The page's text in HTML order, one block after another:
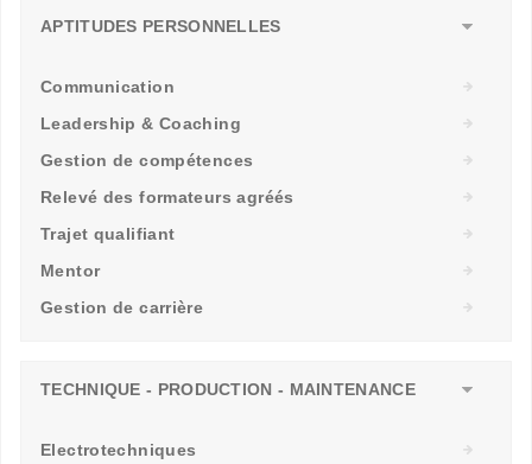
APTITUDES PERSONNELLES
Communication
Leadership & Coaching
Gestion de compétences
Relevé des formateurs agréés
Trajet qualifiant
Mentor
Gestion de carrière
TECHNIQUE - PRODUCTION - MAINTENANCE
Electrotechniques